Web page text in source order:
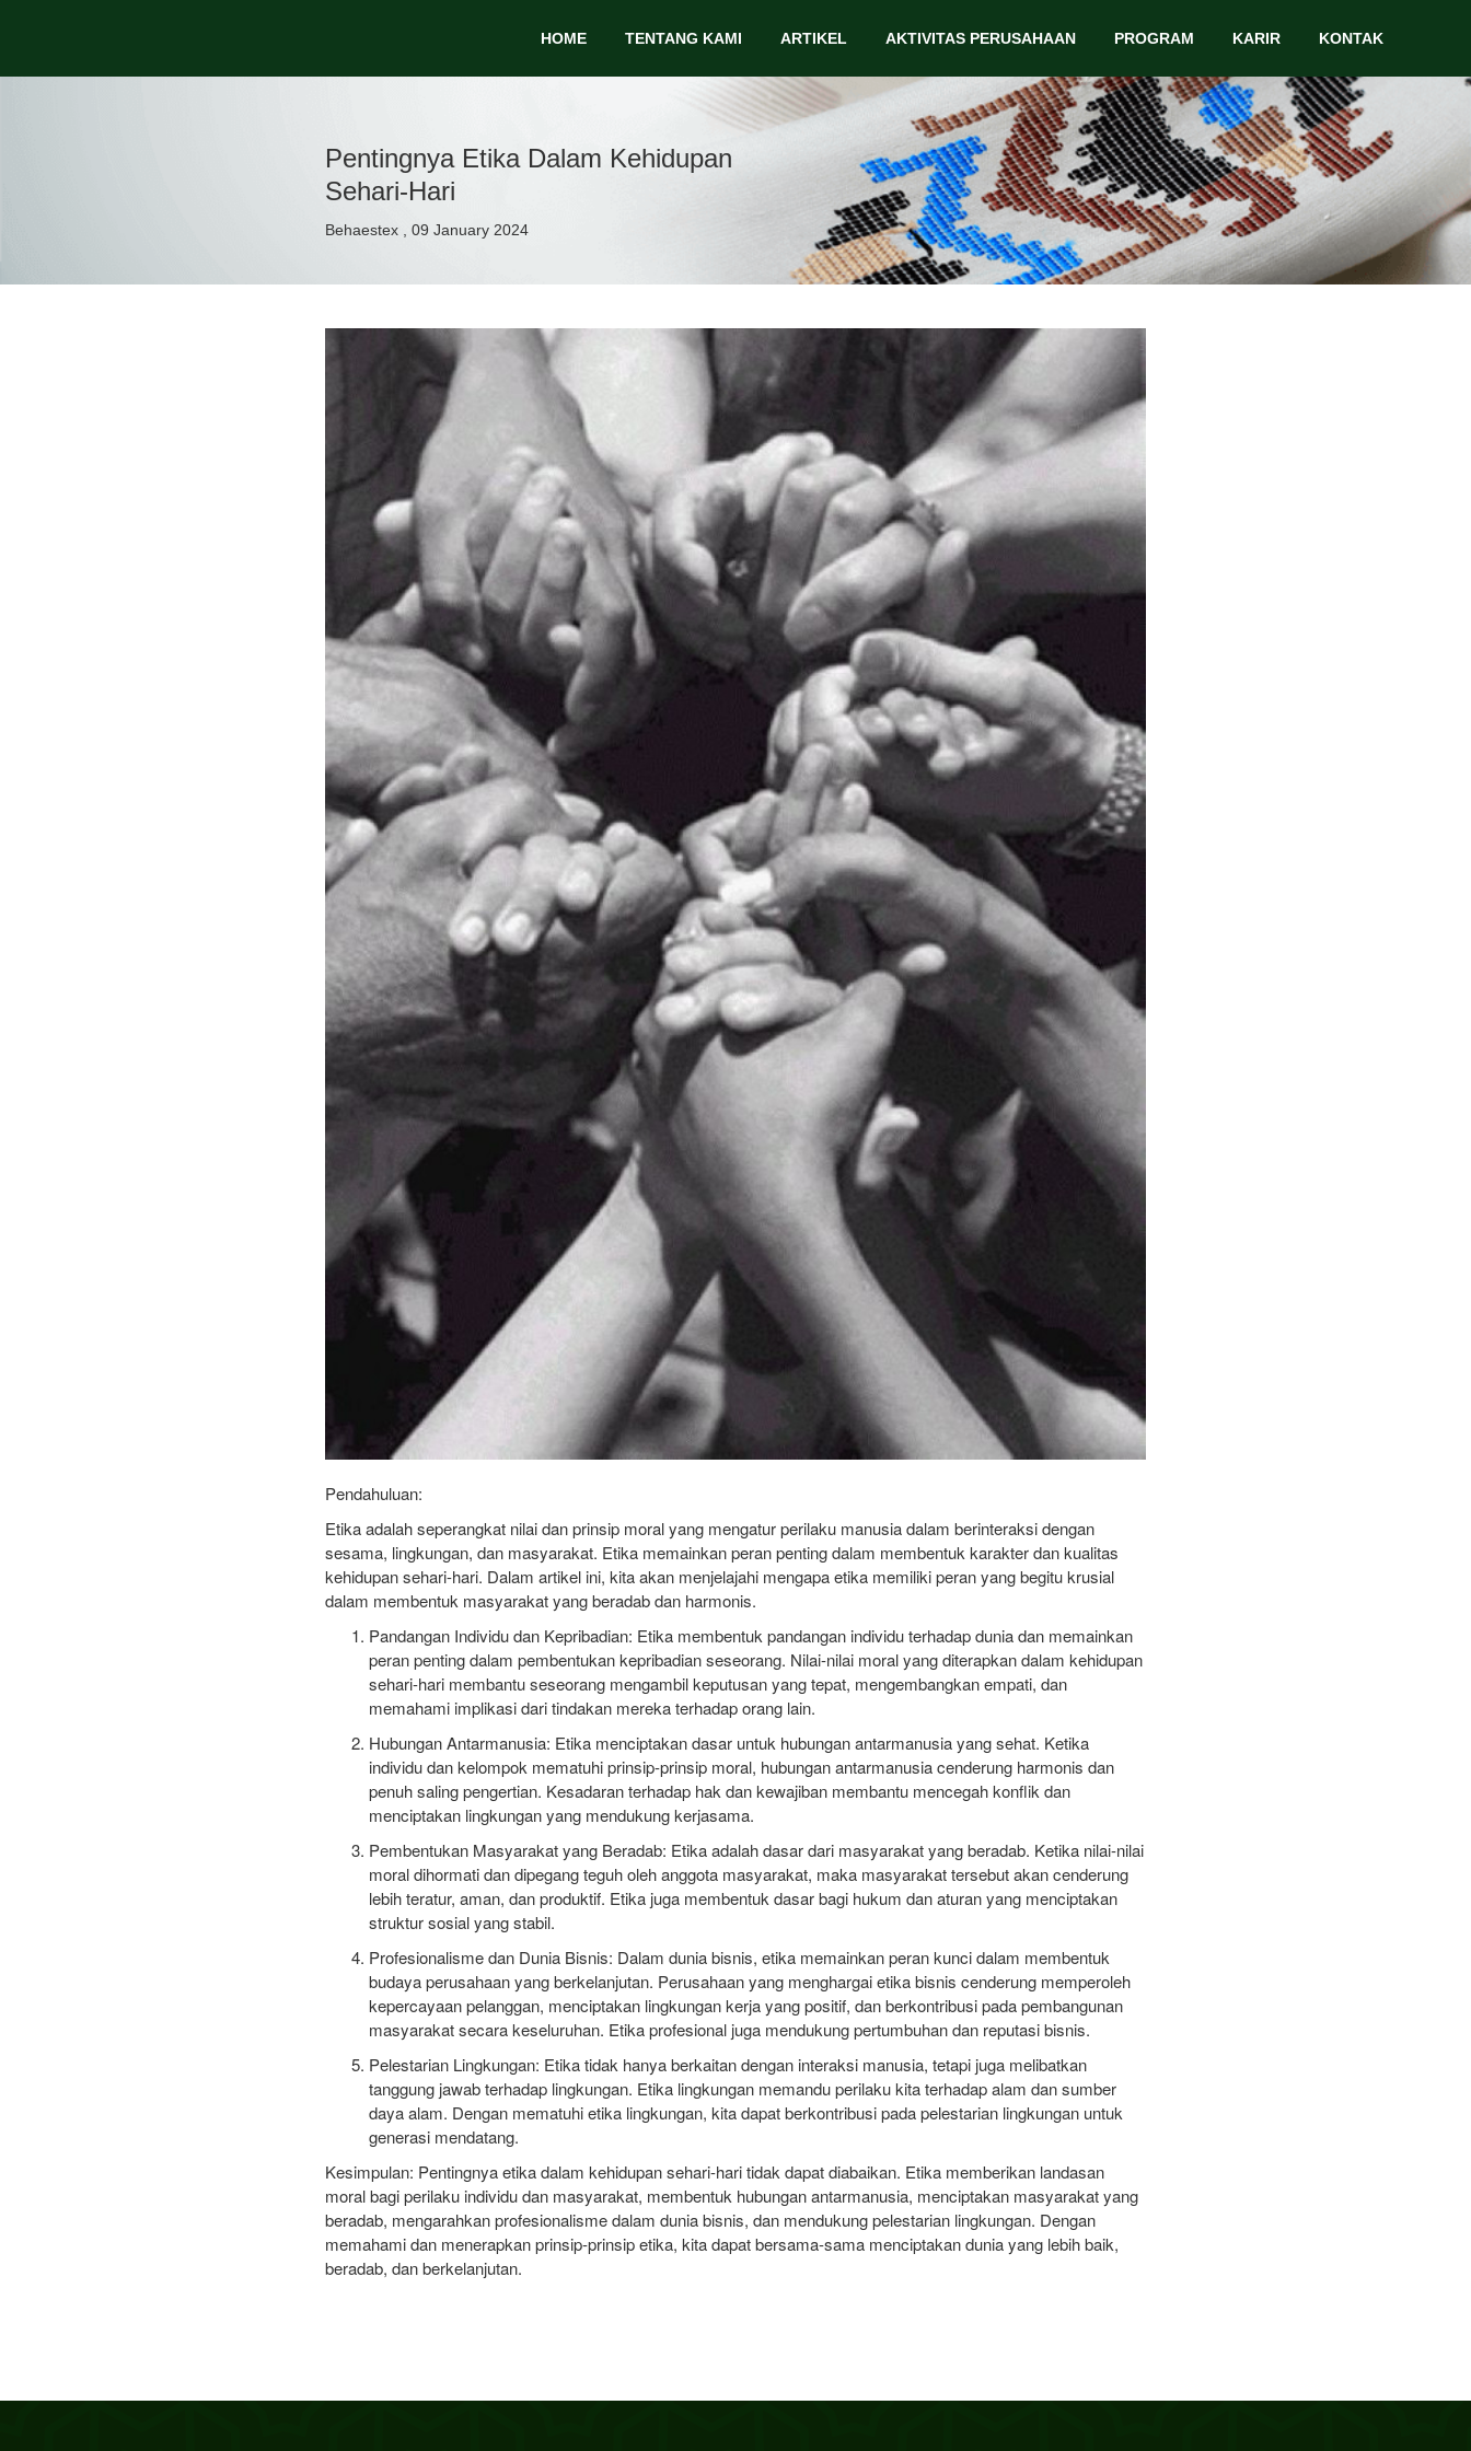
HOME TENTANG KAMI ARTIKEL AKTIVITAS PERUSAHAAN PROGRAM KARIR KONTAK
Pentingnya Etika Dalam Kehidupan
Sehari-Hari
Behaestex , 09 January 2024
Pendahuluan:
Etika adalah seperangkat nilai dan prinsip moral yang mengatur perilaku manusia dalam berinteraksi dengan
sesama, lingkungan, dan masyarakat. Etika memainkan peran penting dalam membentuk karakter dan kualitas
kehidupan sehari-hari. Dalam artikel ini, kita akan menjelajahi mengapa etika memiliki peran yang begitu krusial
dalam membentuk masyarakat yang beradab dan harmonis.
Pandangan Individu dan Kepribadian: Etika membentuk pandangan individu terhadap dunia dan memainkan
peran penting dalam pembentukan kepribadian seseorang. Nilai-nilai moral yang diterapkan dalam kehidupan
sehari-hari membantu seseorang mengambil keputusan yang tepat, mengembangkan empati, dan
memahami implikasi dari tindakan mereka terhadap orang lain.
Hubungan Antarmanusia: Etika menciptakan dasar untuk hubungan antarmanusia yang sehat. Ketika
individu dan kelompok mematuhi prinsip-prinsip moral, hubungan antarmanusia cenderung harmonis dan
penuh saling pengertian. Kesadaran terhadap hak dan kewajiban membantu mencegah konflik dan
menciptakan lingkungan yang mendukung kerjasama.
Pembentukan Masyarakat yang Beradab: Etika adalah dasar dari masyarakat yang beradab. Ketika nilai-nilai
moral dihormati dan dipegang teguh oleh anggota masyarakat, maka masyarakat tersebut akan cenderung
lebih teratur, aman, dan produktif. Etika juga membentuk dasar bagi hukum dan aturan yang menciptakan
struktur sosial yang stabil.
Profesionalisme dan Dunia Bisnis: Dalam dunia bisnis, etika memainkan peran kunci dalam membentuk
budaya perusahaan yang berkelanjutan. Perusahaan yang menghargai etika bisnis cenderung memperoleh
kepercayaan pelanggan, menciptakan lingkungan kerja yang positif, dan berkontribusi pada pembangunan
masyarakat secara keseluruhan. Etika profesional juga mendukung pertumbuhan dan reputasi bisnis.
Pelestarian Lingkungan: Etika tidak hanya berkaitan dengan interaksi manusia, tetapi juga melibatkan
tanggung jawab terhadap lingkungan. Etika lingkungan memandu perilaku kita terhadap alam dan sumber
daya alam. Dengan mematuhi etika lingkungan, kita dapat berkontribusi pada pelestarian lingkungan untuk
generasi mendatang.
Kesimpulan: Pentingnya etika dalam kehidupan sehari-hari tidak dapat diabaikan. Etika memberikan landasan
moral bagi perilaku individu dan masyarakat, membentuk hubungan antarmanusia, menciptakan masyarakat yang
beradab, mengarahkan profesionalisme dalam dunia bisnis, dan mendukung pelestarian lingkungan. Dengan
memahami dan menerapkan prinsip-prinsip etika, kita dapat bersama-sama menciptakan dunia yang lebih baik,
beradab, dan berkelanjutan.